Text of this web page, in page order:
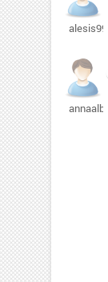
alesis99
annaalba